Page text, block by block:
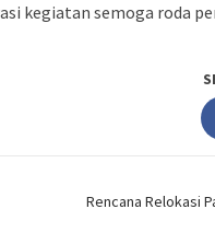
kegiatan semoga roda
Rencana Relokasi